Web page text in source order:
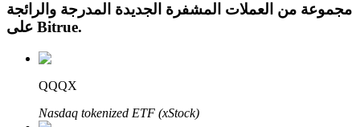
القروض
مجموعة من العملات المشفرة الجديدة المدرجة والرائجة
Bitrue.
QQQX
Nasdaq tokenized ETF (xStock)